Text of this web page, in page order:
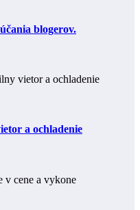
blogerov.
a ochladenie